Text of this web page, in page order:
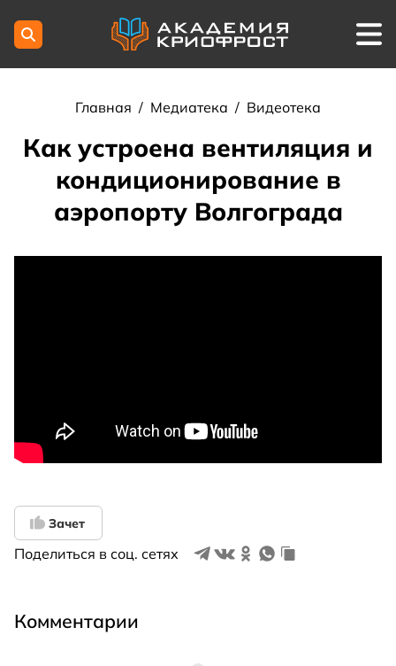
Главная / Медиатека / Видеотека
Как устроена вентиляция и
кондиционирование в
аэропорту Волгограда
Зачет
Поделиться в соц. сетях
Комментарии